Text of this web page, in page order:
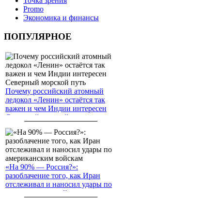
Promo
Экономика и финансы
ПОПУЛЯРНОЕ
Почему российский атомный
ледокол «Ленин» остаётся так
важен и чем Индии интересен
Северный морской путь
«На 90% — Россия?»:
разоблачение того, как Иран
отслеживал и наносил удары по
американским войскам